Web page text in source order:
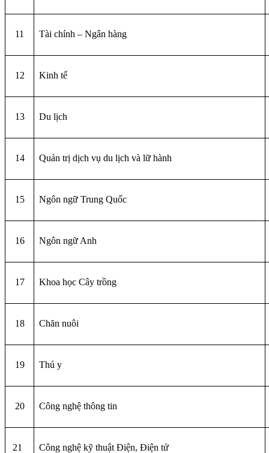
11 Tài chính – Ngân hàng
12 Kinh tế
13 Du lịch
14 Quản trị dịch vụ du lịch và lữ hành
15 Ngôn ngữ Trung Quốc
16 Ngôn ngữ Anh
17 Khoa học Cây trồng
18 Chăn nuôi
19 Thú y
20 Công nghệ thông tin
21 Công nghệ kỹ thuật Điện, Điện tử